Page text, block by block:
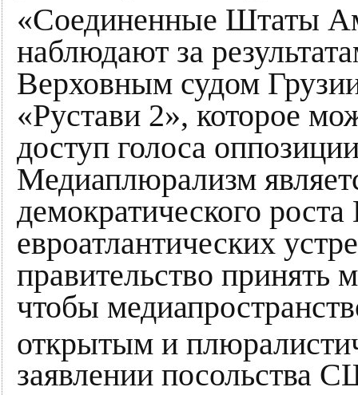
«Соединенные Штаты
наблюдают за
Верховным судом
«Рустави 2», которое
доступ голоса
Медиаплюрализм
демократического роста
евроатлантических
правительство принять
чтобы
открытым и
заявлении посольства